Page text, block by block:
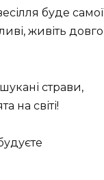
буде самої
живіть довго
страви,
на світі!